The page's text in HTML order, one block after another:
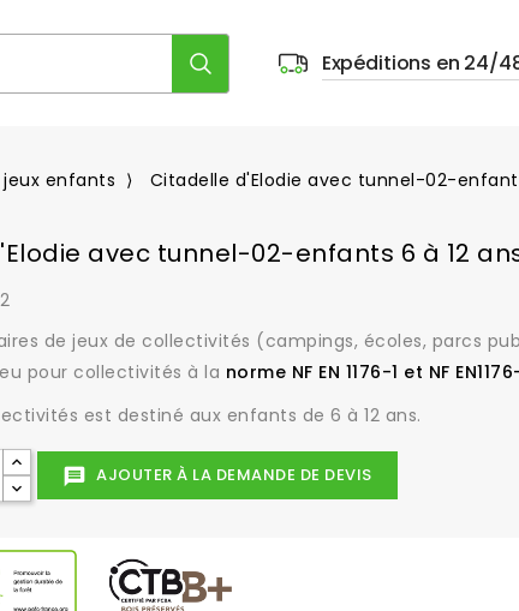
Expéditions en 24/
jeux enfants Citadelle d'Elodie avec tunnel-02-
avec tunnel-02-enfants 6 à 12
de jeux de collectivités (campings, écoles, parcs
pour collectivités à la norme NF EN 1176-1 et NF
est destiné aux enfants de 6 à 12 ans.
message AJOUTER À LA DEMANDE DE DEVIS